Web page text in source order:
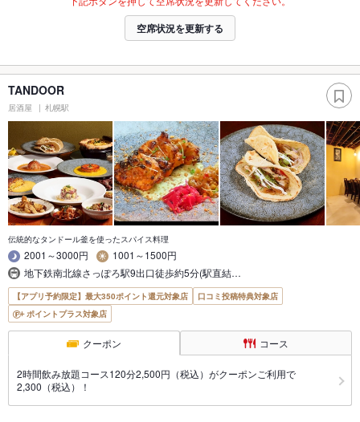
空席状況を更新する
TANDOOR
居酒屋 札幌駅
伝統的なタンドール釜を使ったスパイス料理
2001～3000円
1001～1500円
地下鉄南北線さっぽろ駅9出口徒歩約5分(駅直結…
【アプリ予約限定】最大350ポイント還元対象店
口コミ投稿特典対象店
ポイントプラス対象店
クーポン コース
2時間飲み放題コース120分2,500円（税込）がクーポンご利用で
2,300（税込）！